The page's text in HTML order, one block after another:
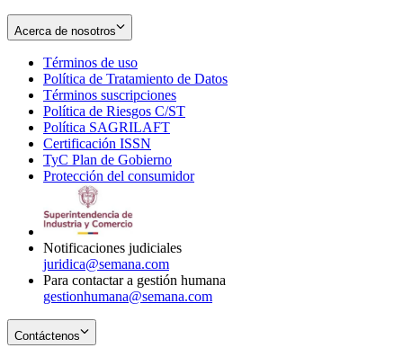
Acerca de nosotros
Términos de uso
in
new
window
Política de Tratamiento de Datos
Términos suscripciones
in
Política de Riesgos C/ST
Política SAGRILAFT
new
window
Certificación ISSN
in
new
TyC Plan de Gobierno
in
Protección del consumidorOpens
Notificaciones judiciales
juridica@semana.com
Para contactar a gestión humana
gestionhumana@semana.com
Contáctenos